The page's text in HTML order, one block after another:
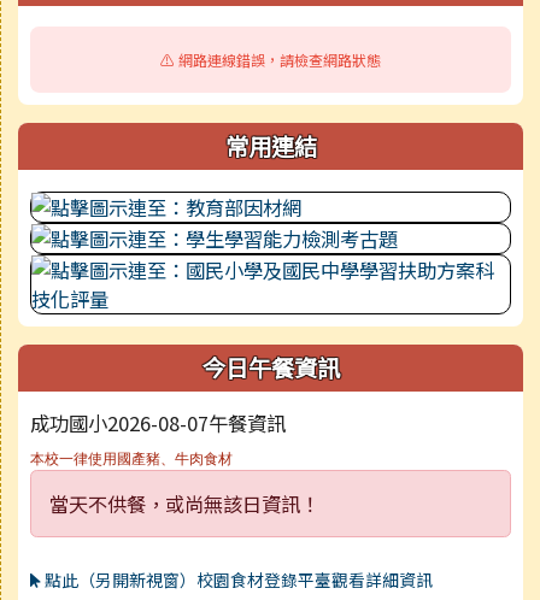
⚠️ 網路連線錯誤，請檢查網路狀態
常用連結
今日午餐資訊
成功國小2026-08-07午餐資訊
本校一律使用國產豬、牛肉食材
當天不供餐，或尚無該日資訊！
點此（另開新視窗）校園食材登錄平臺觀看詳細資訊